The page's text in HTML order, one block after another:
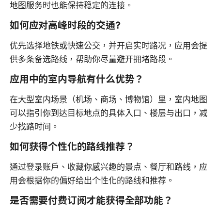
地图服务时也能保持稳定的连接。
如何应对高峰时段的交通?
优先选择地铁或快速公交，并开启实时路况，应用会提
供多条备选路线，帮助你尽量避开拥堵路段。
应用中的室内导航有什么优势？
在大型室内场景（机场、商场、博物馆）里，室内地图
可以指引你到达目标地点的具体入口、楼层与出口，减
少找路时间。
如何获得个性化的路线推荐？
通过登录账户、收藏你感兴趣的景点、餐厅和路线，应
用会根据你的偏好给出个性化的路线和推荐。
是否需要付费订阅才能获得全部功能？